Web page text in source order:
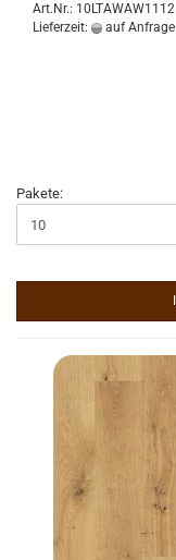
Art.Nr.: 10LTAWAW1112
Lieferzeit:
auf Anfrage
Pakete: